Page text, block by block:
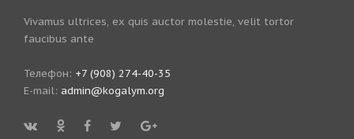
Vivamus ultrices, ex quis auctor molestie, velit tortor
faucibus ante
Телефон: +7 (908) 274-40-35
E-mail: admin@kogalym.org